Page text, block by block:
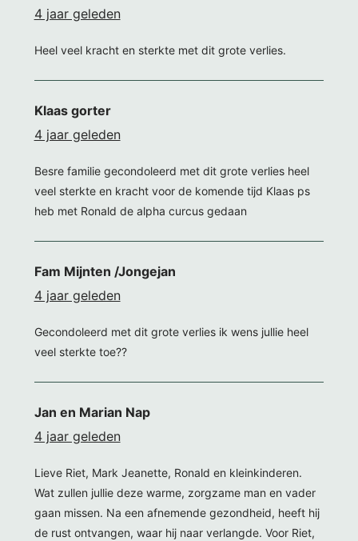
4 jaar geleden
Heel veel kracht en sterkte met dit grote verlies.
Klaas gorter
4 jaar geleden
Besre familie gecondoleerd met dit grote verlies heel
veel sterkte en kracht voor de komende tijd Klaas ps
heb met Ronald de alpha curcus gedaan
Fam Mijnten /Jongejan
4 jaar geleden
Gecondoleerd met dit grote verlies ik wens jullie heel
veel sterkte toe??
Jan en Marian Nap
4 jaar geleden
Lieve Riet, Mark Jeanette, Ronald en kleinkinderen.
Wat zullen jullie deze warme, zorgzame man en vader
gaan missen. Na een afnemende gezondheid, heeft hij
de rust ontvangen, waar hij naar verlangde. Voor Riet,